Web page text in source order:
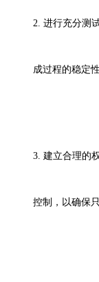
2. 进行充分测
成过程的稳定
3. 建立合理的
控制，以确保